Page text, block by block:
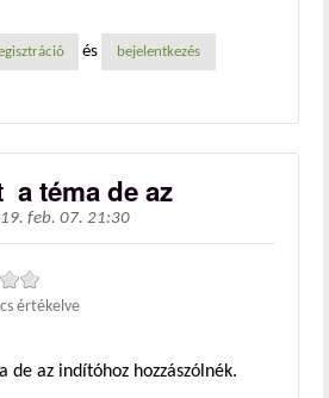
és bejelentkezés
téma de az
feb. 07. 21:30
értékelve
de az indítóhoz hozzászólnék.